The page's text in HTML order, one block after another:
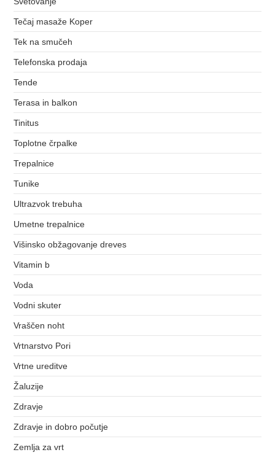
Tečaj masaže Koper
Tek na smučeh
Telefonska prodaja
Tende
Terasa in balkon
Tinitus
Toplotne črpalke
Trepalnice
Tunike
Ultrazvok trebuha
Umetne trepalnice
Višinsko obžagovanje dreves
Vitamin b
Voda
Vodni skuter
Vraščen noht
Vrtnarstvo Pori
Vrtne ureditve
Žaluzije
Zdravje
Zdravje in dobro počutje
Zemlja za vrt